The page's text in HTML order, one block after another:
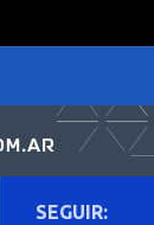
SEGUIR: